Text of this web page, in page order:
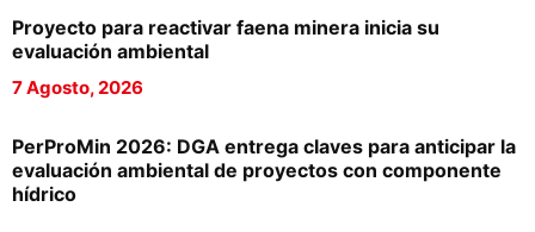
Columnas de Opinión
Revistas Digital
Proyecto para reactivar faena minera inicia su
evaluación ambiental
7 Agosto, 2026
PerProMin 2026: DGA entrega claves para anticipar la
evaluación ambiental de proyectos con componente
hídrico